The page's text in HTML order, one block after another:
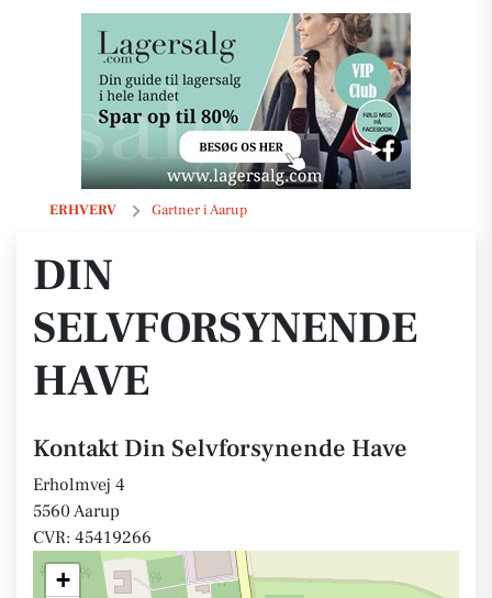
ERHVERV Gartner i Aarup
Din Selvforsynende Have
DIN
SELVFORSYNENDE
HAVE
Kontakt Din Selvforsynende Have
Erholmvej 4
5560 Aarup
CVR: 45419266
+